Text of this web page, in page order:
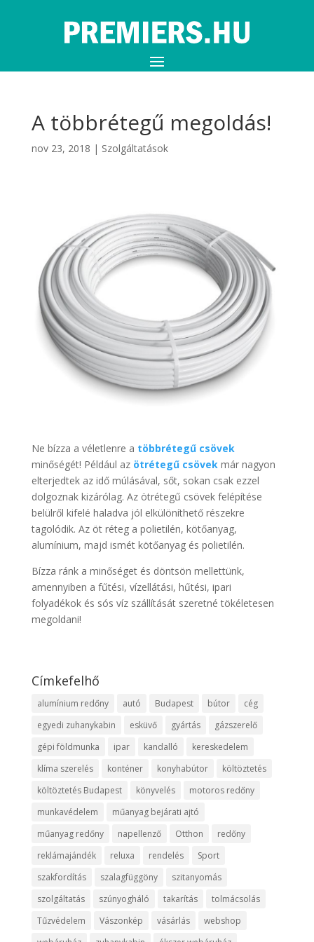
A többrétegű megoldás!
nov 23, 2018 | Szolgáltatások
Ne bízza a véletlenre a többrétegű csövek
minőségét! Például az ötrétegű csövekmár nagyon
elterjedtek az idő múlásával, sőt, sokan csak ezzel
dolgoznak kizárólag. Az ötrétegű csövek felépítése
belülről kifelé haladva jól elkülöníthető részekre
tagolódik. Az öt réteg a polietilén, kötőanyag,
alumínium, majd ismét kötőanyag és polietilén.
Bízza ránk a minőséget és döntsön mellettünk,
amennyiben a fűtési, vízellátási, hűtési, ipari
folyadékok és sós víz szállítását szeretné tökéletesen
megoldani!
Címkefelhő
alumínium redőny autó Budapest bútor
cég
egyedi zuhanykabin
esküvő gyártás
gázszerelő
gépi földmunka
ipar kandalló
kereskedelem
klíma szerelés
konténer konyhabútor
költöztetés
költöztetés Budapest
könyvelés
motoros redőny
munkavédelem
műanyag bejárati ajtó
műanyag redőny
napellenző Otthon
redőny
reklámajándék
reluxa rendelés
Sport
szakfordítás
szalagfüggöny
szitanyomás
szolgáltatás
szúnyogháló takarítás
tolmácsolás
Tűzvédelem
Vászonkép vásárlás
webshop